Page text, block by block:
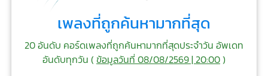
เพลงที่ถูกค้นหามากที่สุด
20 อันดับ คอร์ดเพลงที่ถูกค้นหามากที่สุดประจำวัน อัพเดท
อันดับทุกวัน (ข้อมูลวันที่ 08/08/2569 | 20:00)